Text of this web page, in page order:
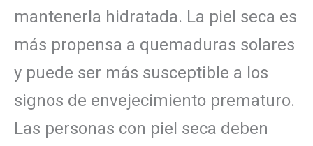
mantenerla hidratada. La piel seca es
más propensa a quemaduras solares
y puede ser más susceptible a los
signos de envejecimiento prematuro.
Las personas con piel seca deben